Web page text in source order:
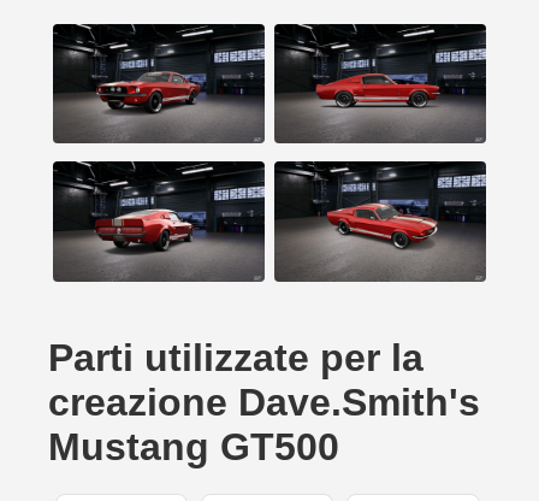
Parti utilizzate per la
creazione Dave.Smith's
Mustang GT500